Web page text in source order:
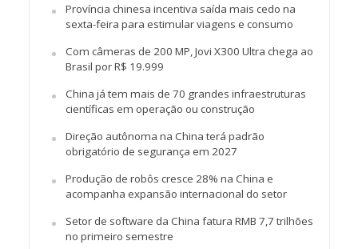
Província chinesa incentiva saída mais cedo na
sexta-feira para estimular viagens e consumo
Com câmeras de 200 MP, Jovi X300 Ultra chega ao
Brasil por R$ 19.999
China já tem mais de 70 grandes infraestruturas
científicas em operação ou construção
Direção autônoma na China terá padrão
obrigatório de segurança em 2027
Produção de robôs cresce 28% na China e
acompanha expansão internacional do setor
Setor de software da China fatura RMB 7,7 trilhões
no primeiro semestre